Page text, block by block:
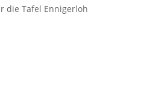
die Tafel Ennigerloh